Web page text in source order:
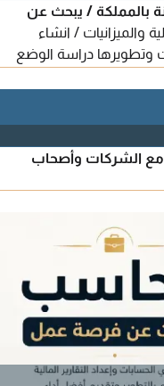
- رئيس حسابات خبرة 23 سنة بالمملكة / يبحث عن
والميزانيات / انشاء
دراسة الوضع
الجدوى / التحليل المالي /
مع الشركات وأصحاب